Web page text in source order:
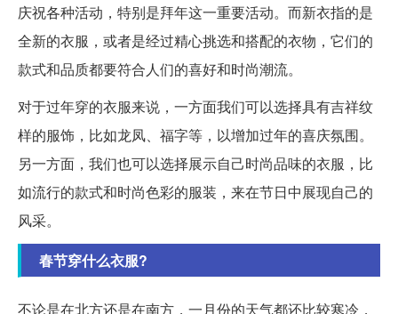
庆祝各种活动，特别是拜年这一重要活动。而新衣指的是
全新的衣服，或者是经过精心挑选和搭配的衣物，它们的
款式和品质都要符合人们的喜好和时尚潮流。
对于过年穿的衣服来说，一方面我们可以选择具有吉祥纹
样的服饰，比如龙凤、福字等，以增加过年的喜庆氛围。
另一方面，我们也可以选择展示自己时尚品味的衣服，比
如流行的款式和时尚色彩的服装，来在节日中展现自己的
风采。
春节穿什么衣服?
不论是在北方还是在南方，一月份的天气都还比较寒冷，